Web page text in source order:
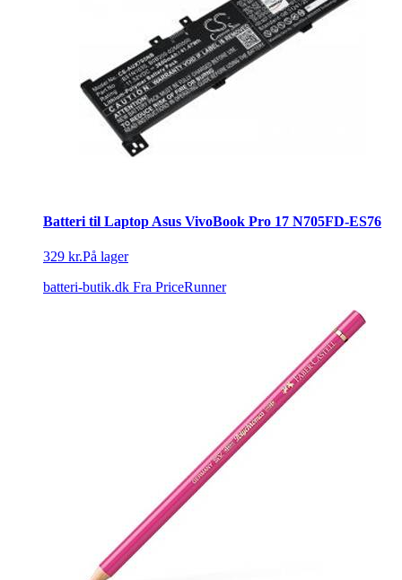
Batteri til Laptop Asus VivoBook Pro 17 N705FD-ES76
329 kr.På lager
batteri-butik.dk Fra PriceRunner